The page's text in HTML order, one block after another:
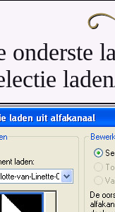
onderste